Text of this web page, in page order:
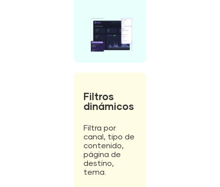
Filtros
dinámicos
Filtra por
canal, tipo de
contenido,
página de
destino,
tema.